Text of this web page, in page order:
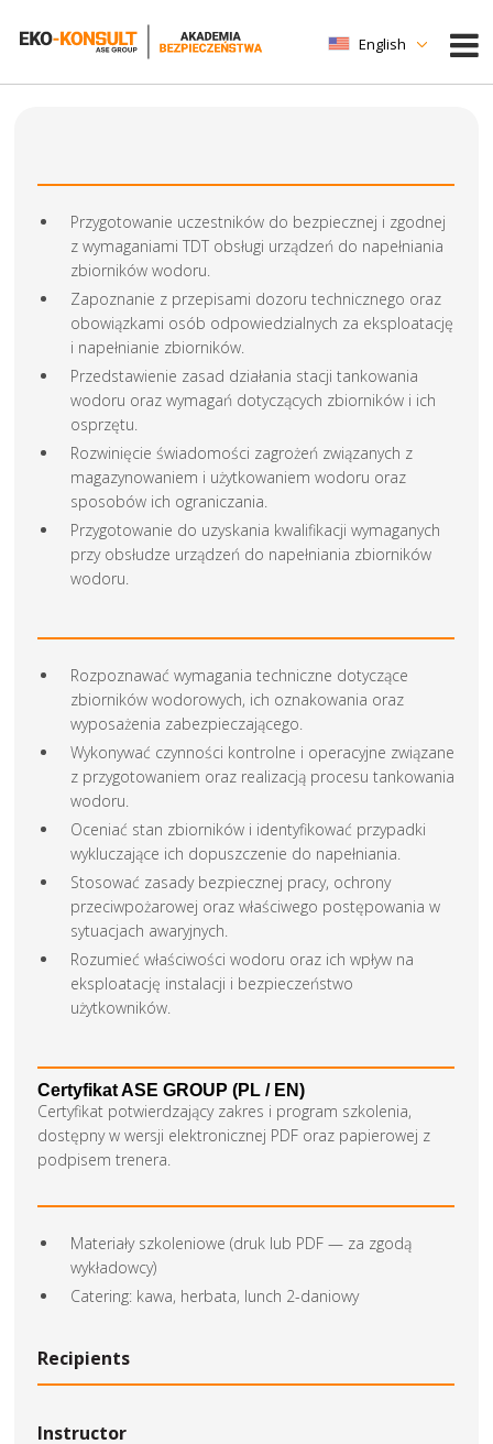
English
Przygotowanie uczestników do bezpiecznej i zgodnej
z wymaganiami TDT obsługi urządzeń do napełniania
zbiorników wodoru.
Zapoznanie z przepisami dozoru technicznego oraz
obowiązkami osób odpowiedzialnych za eksploatację
i napełnianie zbiorników.
Przedstawienie zasad działania stacji tankowania
wodoru oraz wymagań dotyczących zbiorników i ich
osprzętu.
Rozwinięcie świadomości zagrożeń związanych z
magazynowaniem i użytkowaniem wodoru oraz
sposobów ich ograniczania.
Przygotowanie do uzyskania kwalifikacji wymaganych
przy obsłudze urządzeń do napełniania zbiorników
wodoru.
Rozpoznawać wymagania techniczne dotyczące
zbiorników wodorowych, ich oznakowania oraz
wyposażenia zabezpieczającego.
Wykonywać czynności kontrolne i operacyjne związane
z przygotowaniem oraz realizacją procesu tankowania
wodoru.
Oceniać stan zbiorników i identyfikować przypadki
wykluczające ich dopuszczenie do napełniania.
Stosować zasady bezpiecznej pracy, ochrony
przeciwpożarowej oraz właściwego postępowania w
sytuacjach awaryjnych.
Rozumieć właściwości wodoru oraz ich wpływ na
eksploatację instalacji i bezpieczeństwo
użytkowników.
Certyfikat ASE GROUP (PL / EN)
Certyfikat potwierdzający zakres i program szkolenia,
dostępny w wersji elektronicznej PDF oraz papierowej z
podpisem trenera.
Materiały szkoleniowe (druk lub PDF — za zgodą
wykładowcy)
Catering: kawa, herbata, lunch 2-daniowy
Recipients
Instructor